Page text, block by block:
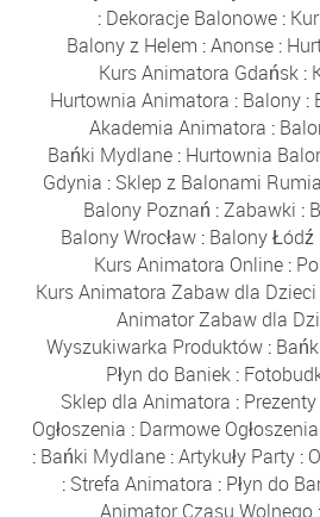
: Dekoracje Balonowe :
Balony z Helem :Anonse :
Kurs Animatora Gdańsk :
Hurtownia Animatora : Balony:
Akademia Animatora :
Bańki Mydlane : Hurtownia
Gdynia : Sklep z Balonami Rumia
Balony Poznań :Zabawki :
Balony Wrocław : Balony Łódź
Kurs Animatora Online :
Kurs Animatora Zabaw dla
Animator Zabaw dla
Wyszukiwarka Produktów :
Płyn do Baniek:
Sklep dla Animatora : Prezenty
Ogłoszenia : Darmowe Ogłoszenia
: Bańki Mydlane :Artykuły Party :
: Strefa Animatora : Płyn do
Animator Czasu Wolnego: